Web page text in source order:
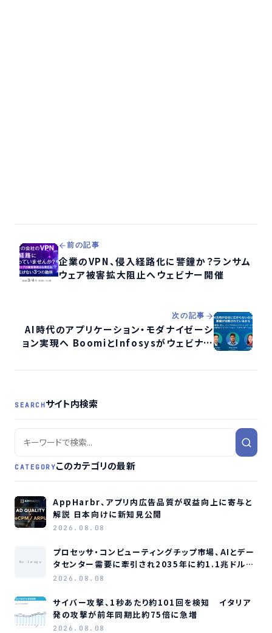
前の記事
企業のVPN、侵入経路化に警鐘か？ランサム
ウェア被害拡大阻止へウェビナー開催
次の記事
AI時代のアプリケーション・モダナイゼーシ
ョン実現へ BoomiとInfosysがウェビナー
SEARCHサイト内検索
CATEGORYこのカテゴリの最新
AppHarbr、アプリ内広告品質が収益向上に寄与と
解説 日本向けに新知見公開
2026.08.08
No Image
プロセッサ・コンピューティングチップ市場、AIとデー
タセンター需要に牽引され2035年に約1.1兆ドル規
模へ成長か
2026.08.08
サイバー攻撃、1秒あたり約101回を検知 イタリア
発の攻撃が前年同期比約75倍に急増
2026.08.08